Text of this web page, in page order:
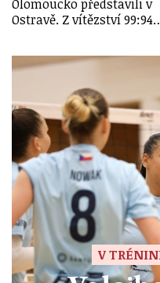
Olomoucko představili v
Ostravě. Z vítězství
V